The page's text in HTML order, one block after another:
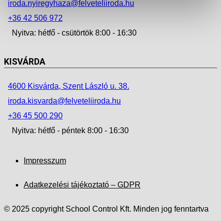
iroda.nyiregyhaza@felveteliiroda.hu
+36 42 506 972
Nyitva: hétfő - csütörtök 8:00 - 16:30
KISVÁRDA
4600 Kisvárda, Szent László u. 38.
iroda.kisvarda@felveteliiroda.hu
+36 45 500 290
Nyitva: hétfő - péntek 8:00 - 16:30
Impresszum
Adatkezelési tájékoztató – GDPR
© 2025 copyright School Control Kft. Minden jog fenntartva